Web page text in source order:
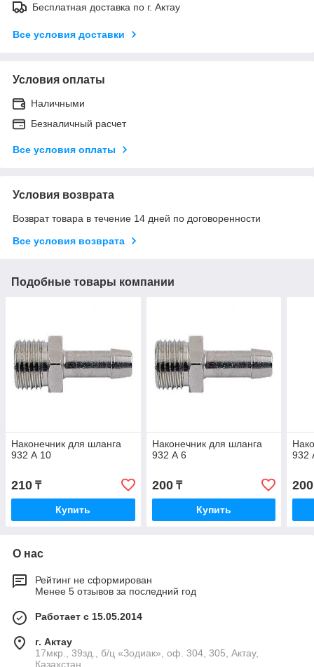
Бесплатная доставка по г. Актау
Все условия доставки
Условия оплаты
Наличными
Безналичный расчет
Все условия оплаты
Условия возврата
Возврат товара в течение 14 дней по договоренности
Все условия возврата
Подобные товары компании
Наконечник для шланга
932 А 10
210 ₸
Купить
Наконечник для шланга
932 А 6
200₸
Купить
932
200
О нас
Рейтинг не сформирован
Менее 5 отзывов за последний год
Работает с 15.05.2014
г. Актау
17мкр., 39зд., б/ц «Зодиак», оф. 304, 305, Актау,
Казахстан